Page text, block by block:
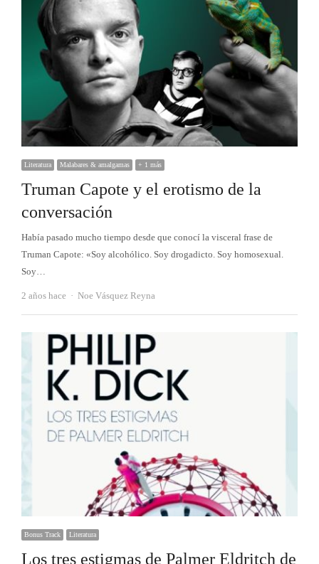
Literatura Malabares & amalgamas + 1 más
Truman Capote y el erotismo de la
conversación
Había pasado mucho tiempo desde que conocí la visceral frase de
Truman Capote: «Soy alcohólico. Soy drogadicto. Soy homosexual.
Soy…
2 años hace Autor
Noe Vásquez Reyna
Bonus Track Literatura
Los tres estigmas de Palmer Eldritch de